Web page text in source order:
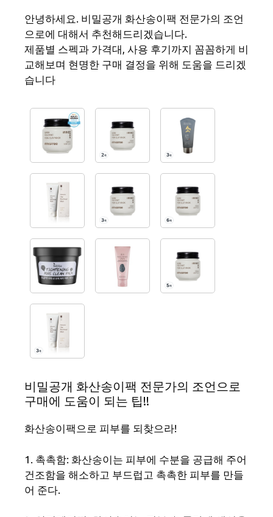
안녕하세요. 비밀공개 화산송이팩 전문가의 조언
으로에 대해서 추천해드리겠습니다.
제품별 스펙과 가격대, 사용 후기까지 꼼꼼하게 비
교해보며 현명한 구매 결정을 위해 도움을 드리겠
습니다
비밀공개 화산송이팩 전문가의 조언으로
구매에 도움이 되는 팁!!
화산송이팩으로 피부를 되찾으라!
1. 촉촉함: 화산송이는 피부에 수분을 공급해 주어
건조함을 해소하고 부드럽고 촉촉한 피부를 만들
어 준다.